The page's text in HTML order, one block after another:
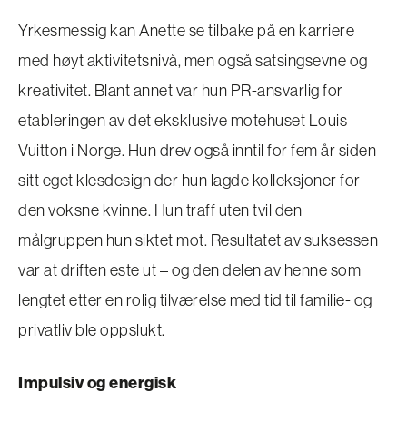
Yrkesmessig kan Anette se tilbake på en karriere
med høyt aktivitetsnivå, men også satsingsevne og
kreativitet. Blant annet var hun PR-ansvarlig for
etableringen av det eksklusive motehuset Louis
Vuitton i Norge. Hun drev også inntil for fem år siden
sitt eget klesdesign der hun lagde kolleksjoner for
den voksne kvinne. Hun traff uten tvil den
målgruppen hun siktet mot. Resultatet av suksessen
var at driften este ut – og den delen av henne som
lengtet etter en rolig tilværelse med tid til familie- og
privatliv ble oppslukt.
Impulsiv og energisk